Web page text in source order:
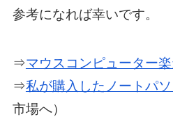
参考になれば幸いです。
⇒マウスコンピューター
⇒私が購入したノートパ
市場へ）